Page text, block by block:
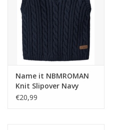
Merken
Cadeaubon
Name it NBMROMAN
Knit Slipover Navy
Blazer -
€20,99